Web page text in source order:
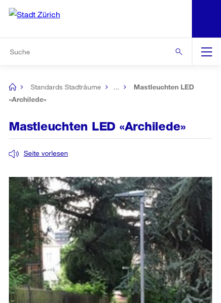
Navigation
[no
title]
Standards Stadträume ...
Mastleuchten LED
«Archilede»
Mastleuchten LED «Archilede»
Seite vorlesen